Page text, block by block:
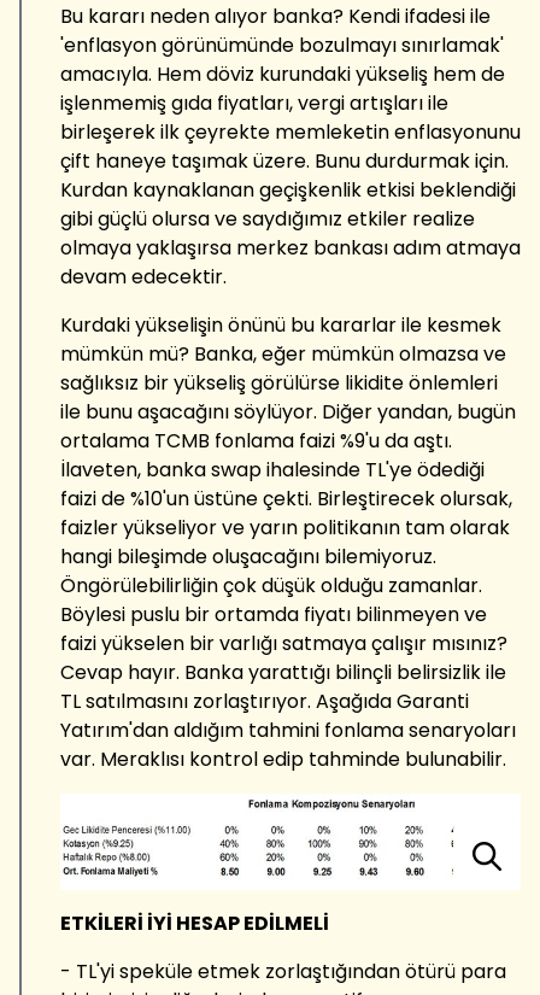
Bu kararı neden alıyor banka? Kendi ifadesi ile
'enflasyon görünümünde bozulmayı sınırlamak'
amacıyla. Hem döviz kurundaki yükseliş hem de
işlenmemiş gıda fiyatları, vergi artışları ile
birleşerek ilk çeyrekte memleketin enflasyonunu
çift haneye taşımak üzere. Bunu durdurmak için.
Kurdan kaynaklanan geçişkenlik etkisi beklendiği
gibi güçlü olursa ve saydığımız etkiler realize
olmaya yaklaşırsa merkez bankası adım atmaya
devam edecektir.
Kurdaki yükselişin önünü bu kararlar ile kesmek
mümkün mü? Banka, eğer mümkün olmazsa ve
sağlıksız bir yükseliş görülürse likidite önlemleri
ile bunu aşacağını söylüyor. Diğer yandan, bugün
ortalama TCMB fonlama faizi %9'u da aştı.
İlaveten, banka swap ihalesinde TL'ye ödediği
faizi de %10'un üstüne çekti. Birleştirecek olursak,
faizler yükseliyor ve yarın politikanın tam olarak
hangi bileşimde oluşacağını bilemiyoruz.
Öngörülebilirliğin çok düşük olduğu zamanlar.
Böylesi puslu bir ortamda fiyatı bilinmeyen ve
faizi yükselen bir varlığı satmaya çalışır mısınız?
Cevap hayır. Banka yarattığı bilinçli belirsizlik ile
TL satılmasını zorlaştırıyor. Aşağıda Garanti
Yatırım'dan aldığım tahmini fonlama senaryoları
var. Meraklısı kontrol edip tahminde bulunabilir.
ETKİLERİ İYİ HESAP EDİLMELİ
- TL'yi speküle etmek zorlaştığından ötürü para